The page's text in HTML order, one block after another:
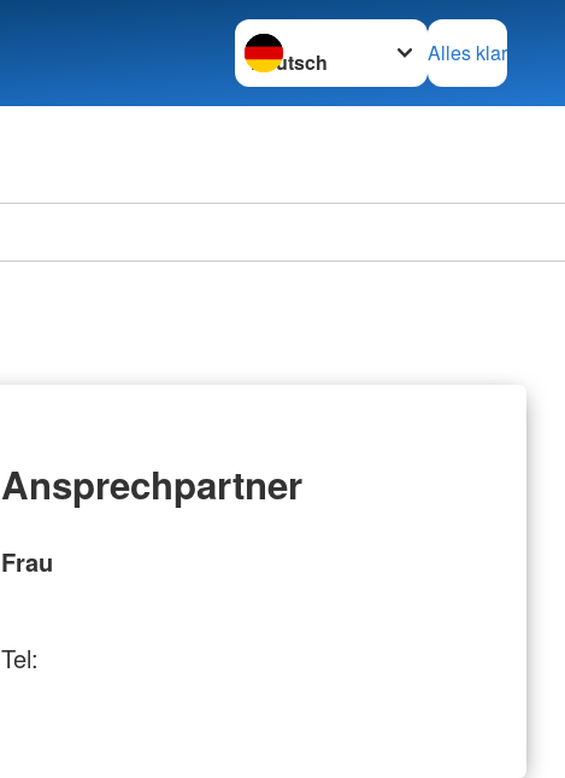
Sprache wechseln zu
Alles klar
Ansprechpartner
Frau
Tel: